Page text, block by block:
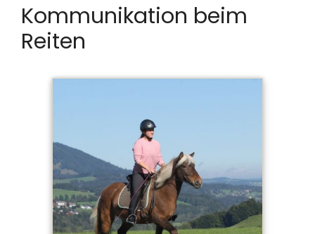
Kommunikation beim
Reiten